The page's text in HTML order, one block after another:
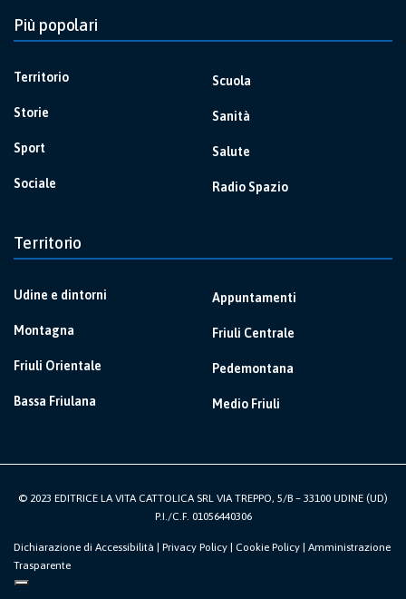
Più popolari
Territorio
Storie
Sport
Sociale
Scuola
Sanità
Salute
Radio Spazio
Territorio
Udine e dintorni
Montagna
Friuli Orientale
Bassa Friulana
Appuntamenti
Friuli Centrale
Pedemontana
Medio Friuli
© 2023 EDITRICE LA VITA CATTOLICA SRL VIA TREPPO, 5/B – 33100 UDINE (UD)
P.I./C.F. 01056440306
Dichiarazione di Accessibilità Privacy Policy Cookie Policy
Amministrazione
Trasparente